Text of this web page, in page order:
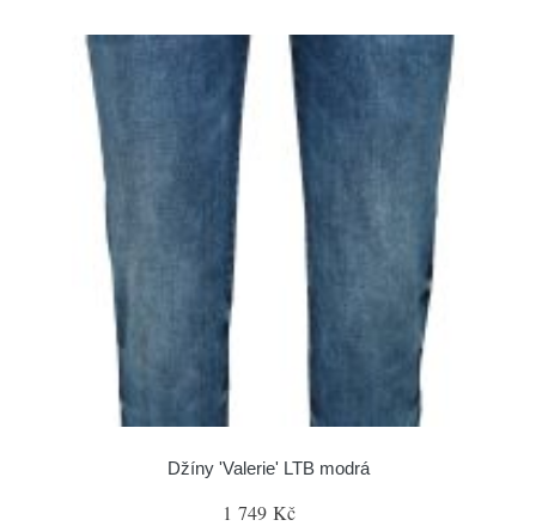
Džíny 'Valerie' LTB modrá
1 749 Kč